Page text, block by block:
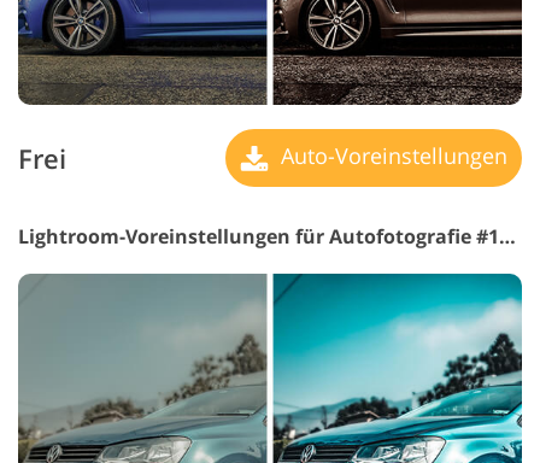
Frei Auto-Voreinstellungen
Lightroom-Voreinstellungen für Autofotografie #17 "Moody"